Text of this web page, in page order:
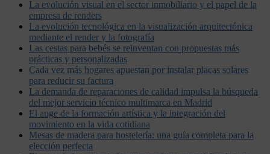
La evolución visual en el sector inmobiliario y el papel de la
empresa de renders
La evolución tecnológica en la visualización arquitectónica
mediante el render y la fotografía
Las cestas para bebés se reinventan con propuestas más
prácticas y personalizadas
Cada vez más hogares apuestan por instalar placas solares
para reducir su factura
La demanda de reparaciones de calidad impulsa la búsqueda
del mejor servicio técnico multimarca en Madrid
El auge de la formación artística y la integración del
movimiento en la vida cotidiana
Mesas de madera para hostelería: una guía completa para la
elección perfecta